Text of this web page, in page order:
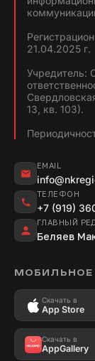
21.04.2025 г.
Учредитель:
13, кв. 103).
EMAIL
ТЕЛЕФОН
+7 (919)
ГЛАВНЫЙ
Беляев
Скачать в
App Store
Скачать в
AppGallery